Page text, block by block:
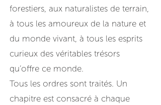
forestiers, aux naturalistes de terrain,
à tous les amoureux de la nature et
du monde vivant, à tous les esprits
curieux des véritables trésors
qu’offre ce monde.
Tous les ordres sont traités. Un
chapitre est consacré à chaque